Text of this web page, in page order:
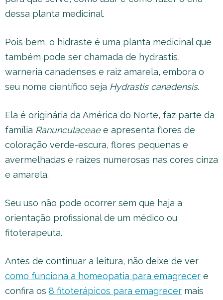
dessa planta medicinal.
Pois bem, o hidraste é uma planta medicinal que
também pode ser chamada de hydrastis,
warneria canadenses e raiz amarela, embora o
seu nome científico seja Hydrastis canadensis.
Ela é originária da América do Norte, faz parte da
família Ranunculaceaee apresenta flores de
coloração verde-escura, flores pequenas e
avermelhadas e raízes numerosas nas cores cinza
e amarela.
Seu uso não pode ocorrer sem que haja a
orientação profissional de um médico ou
fitoterapeuta.
Antes de continuar a leitura, não deixe de ver
como funciona a homeopatia para emagrecer e
confira os 8 fitoterápicos para emagrecer mais